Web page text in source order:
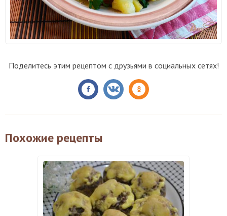
Поделитесь этим рецептом с друзьями в социальных сетях!
Похожие рецепты